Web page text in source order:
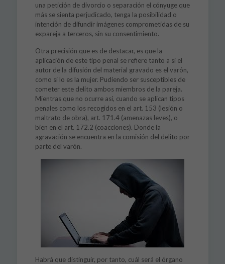
una petición de divorcio o separación el cónyuge que
más se sienta perjudicado, tenga la posibilidad o
intención de difundir imágenes comprometidas de su
expareja a terceros, sin su consentimiento.
Otra precisión que es de destacar, es que la
aplicación de este tipo penal se refiere tanto a si el
autor de la difusión del material gravado es el varón,
como si lo es la mujer. Pudiendo ser susceptibles de
cometer este delito ambos miembros de la pareja.
Mientras que no ocurre así, cuando se aplican tipos
penales como los recogidos en el art. 153 (lesión o
maltrato de obra), art. 171.4 (amenazas leves), o
bien en el art. 172.2 (coacciones). Donde la
agravación se encuentra en la comisión del delito por
parte del varón.
Habrá que distinguir, por tanto, cuál será el órgano